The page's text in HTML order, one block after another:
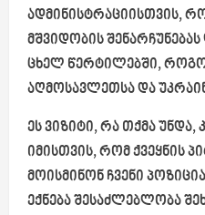
ადმინისტრაციისთვის,
მშვიდობის
ცხელ წერტილებში,
აღმოსავლეთსა და
ეს ვიზიტი, რა თქმა
იმისთვის, რომ ქვეყნის
მოისმინონ ჩვენი
ექნება შესაძლებლობა